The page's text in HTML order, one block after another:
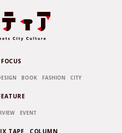
FOCUS
BOOK FASHION CITY
EVENT
TAPE COLUMN